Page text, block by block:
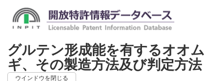
グルテン形成能を有するオオム
ギ、その製造方法及び判定方法
ウインドウを閉じる